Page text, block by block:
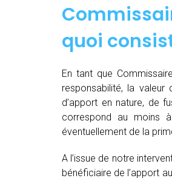
quoi
En tant que
responsabilité, la
d’apport en nature, de
correspond au moins
éventuellement de la
A l’issue de notre
bénéficiaire de l’apport